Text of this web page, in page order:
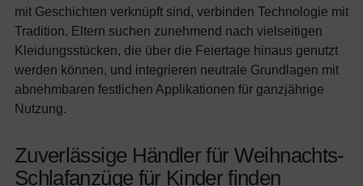
mit Geschichten verknüpft sind, verbinden Technologie mit
Tradition. Eltern suchen zunehmend nach vielseitigen
Kleidungsstücken, die über die Feiertage hinaus genutzt
werden können, und integrieren neutrale Grundlagen mit
abnehmbaren festlichen Applikationen für ganzjährige
Nutzung.
Zuverlässige Händler für Weihnachts-
Schlafanzüge für Kinder finden